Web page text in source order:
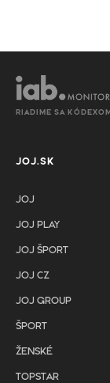
RIADIME SA KÓDEXOM
JOJ.SK
JOJ
JOJ PLAY
JOJ ŠPORT
JOJ CZ
JOJ GROUP
ŠPORT
ŽENSKÉ
TOPSTAR